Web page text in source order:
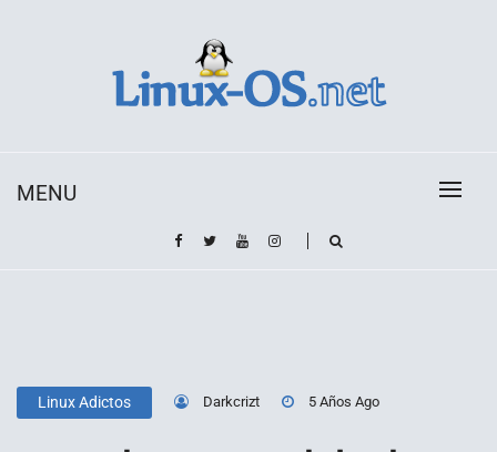
MENU
Linux Adictos Darkcrizt 5 Años Ago